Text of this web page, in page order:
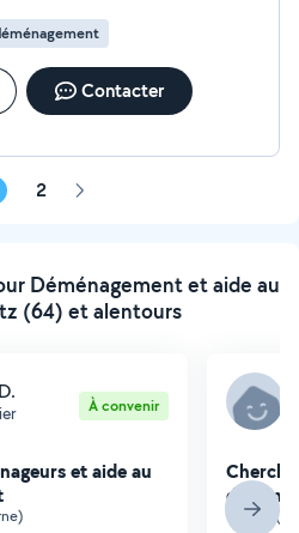
Contacter
2 Page
Déménagement et aide au
(64) et alentours
À convenir
et aide au
Biarritz